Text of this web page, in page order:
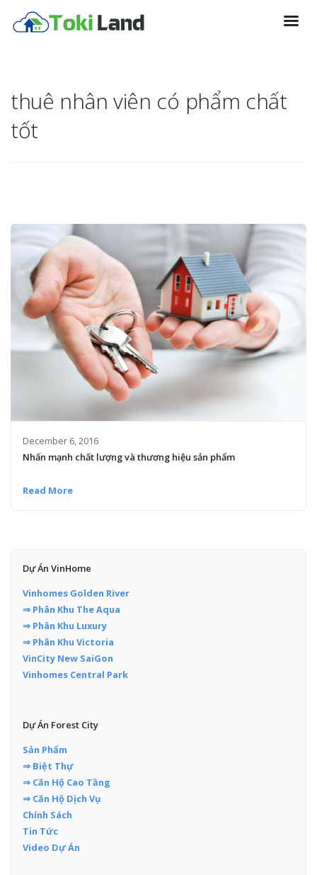
thuê nhân viên có phẩm chất
tốt
December 6, 2016
Nhấn mạnh chất lượng và thương hiệu sản phẩm
Read More
Dự Án VinHome
Vinhomes Golden River
⇒ Phân Khu The Aqua
⇒ Phân Khu Luxury
⇒ Phân Khu Victoria
VinCity New SaiGon
Vinhomes Central Park
Dự Án Forest City
Sản Phẩm
⇒ Biệt Thự
⇒ Căn Hộ Cao Tầng
⇒ Căn Hộ Dịch Vụ
Chính Sách
Tin Tức
Video Dự Án